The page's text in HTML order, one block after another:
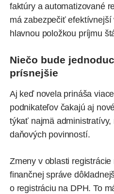
faktúry a automatizované
má zabezpečiť
hlavnou položkou príjmu
Niečo bude
prísnejšie
Aj keď novela prináša
podnikateľov čakajú aj
týkať najmä
daňových povinností.
Zmeny v oblasti
finančnej správe
o registráciu na DPH. To